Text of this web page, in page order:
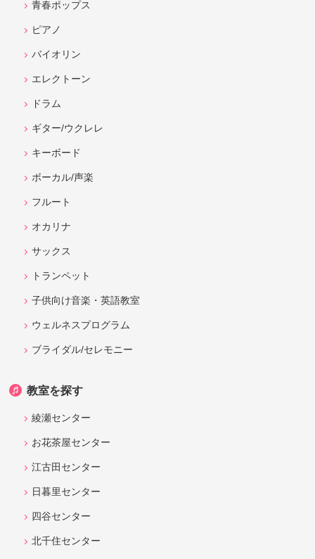
青春ポップス
ピアノ
バイオリン
エレクトーン
ドラム
ギター/ウクレレ
キーボード
ボーカル/声楽
フルート
オカリナ
サックス
トランペット
子供向け音楽・英語教室
ウェルネスプログラム
ブライダル/セレモニー
教室を探す
綾瀬センター
お花茶屋センター
江古田センター
日暮里センター
四谷センター
北千住センター